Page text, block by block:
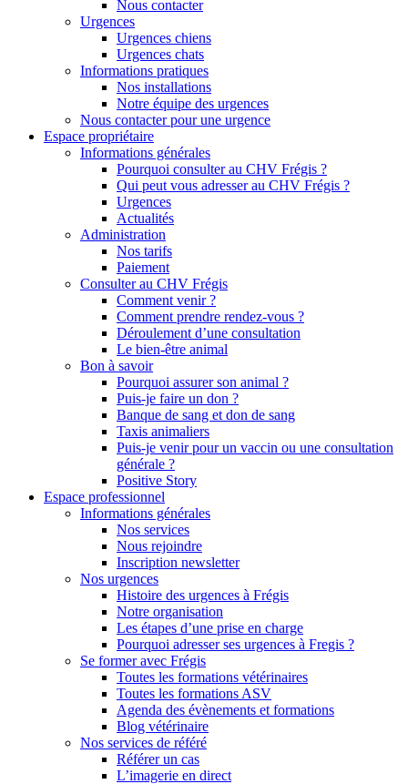
Nous contacter
Urgences
Urgences chiens
Urgences chats
Informations pratiques
Nos installations
Notre équipe des urgences
Nous contacter pour une urgence
Espace propriétaire
Informations générales
Pourquoi consulter au CHV Frégis ?
Qui peut vous adresser au CHV Frégis ?
Urgences
Actualités
Administration
Nos tarifs
Paiement
Consulter au CHV Frégis
Comment venir ?
Comment prendre rendez-vous ?
Déroulement d’une consultation
Le bien-être animal
Bon à savoir
Pourquoi assurer son animal ?
Puis-je faire un don ?
Banque de sang et don de sang
Taxis animaliers
Puis-je venir pour un vaccin ou une consultation
générale ?
Positive Story
Espace professionnel
Informations générales
Nos services
Nous rejoindre
Inscription newsletter
Nos urgences
Histoire des urgences à Frégis
Notre organisation
Les étapes d’une prise en charge
Pourquoi adresser ses urgences à Fregis ?
Se former avec Frégis
Toutes les formations vétérinaires
Toutes les formations ASV
Agenda des évènements et formations
Blog vétérinaire
Nos services de référé
Référer un cas
L’imagerie en direct